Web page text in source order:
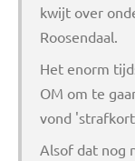
kwijt over
Roosendaal.
Het enorm
OM om te
vond
Alsof dat nog